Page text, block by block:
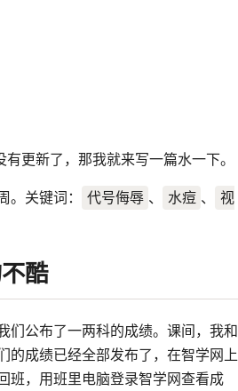
发, 校园, 疾病https://
更新了，那我就来写一篇水一下。
关键词：
代号侮辱 、 水痘 、
视
酷
们公布了一两科的成绩。课间，我和
的成绩已经全部发布了，在智学网上
班，用班里电脑登录智学网查看成